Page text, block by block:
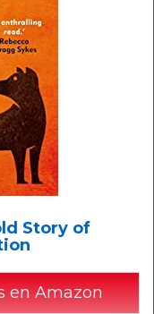
Story of
en Amazon